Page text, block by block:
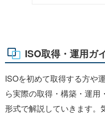
ISO取得・運用ガ
ISOを初めて取得する方や
ら実際の取得・構築・運
形式で解説していきます。